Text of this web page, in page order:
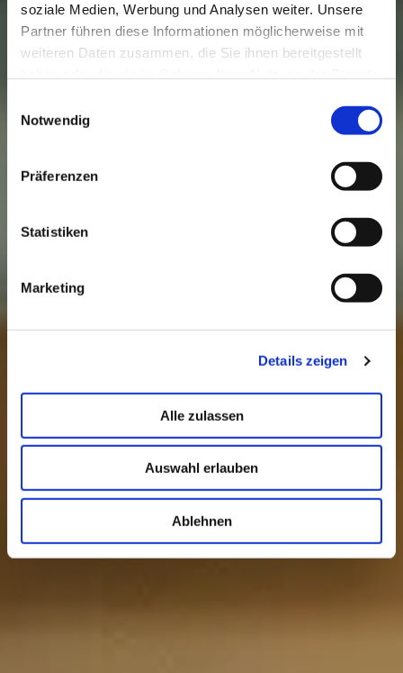
soziale Medien, Werbung und Analysen weiter. Unsere
Partner führen diese Informationen möglicherweise mit
weiteren Daten zusammen, die Sie ihnen bereitgestellt
Notwendig
Präferenzen
Statistiken
Marketing
Details zeigen
Alle zulassen
Auswahl erlauben
Ablehnen